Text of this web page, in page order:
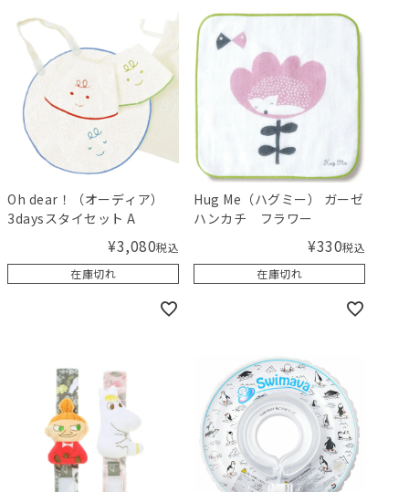
Oh dear！（オーディア）
3daysスタイセット A
¥3,080税込
在庫切れ
Hug Me（ハグミー） ガーゼ
ハンカチ フラワー
¥330税込
在庫切れ